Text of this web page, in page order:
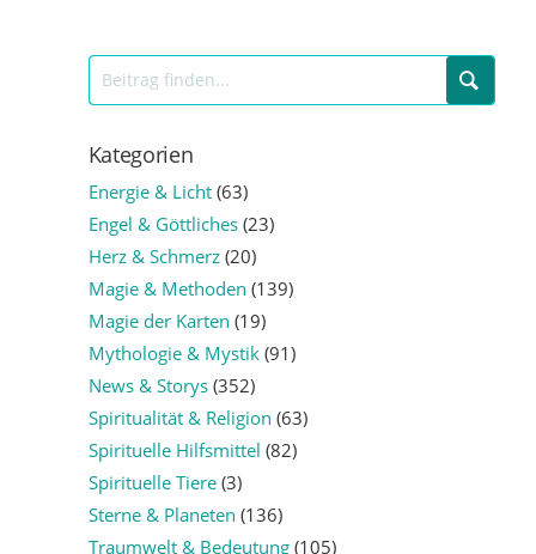
Kategorien
Energie & Licht(63)
Engel & Göttliches(23)
Herz & Schmerz(20)
Magie & Methoden (139)
Magie der Karten (19)
Mythologie & Mystik(91)
News & Storys(352)
Spiritualität & Religion (63)
Spirituelle Hilfsmittel (82)
Spirituelle Tiere(3)
Sterne & Planeten (136)
Traumwelt & Bedeutung(105)